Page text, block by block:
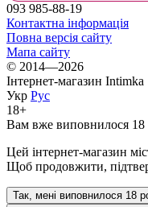
093 985-88-19
Контактна інформація
Повна версія сайту
Мапа сайту
© 2014—2026
Інтернет-магазин Intimka
Укр Рус
18+
Вам вже виповнилося 18
Цей інтернет-магазин
Щоб продовжити,
Так, мені виповнилося 18